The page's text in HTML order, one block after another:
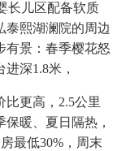
长儿区配备软质
泰熙湖澜院的周边
有景：春季樱花怒
深1.8米，
更高，2.5公里
暖、夏日隔热，
最低30%，周末